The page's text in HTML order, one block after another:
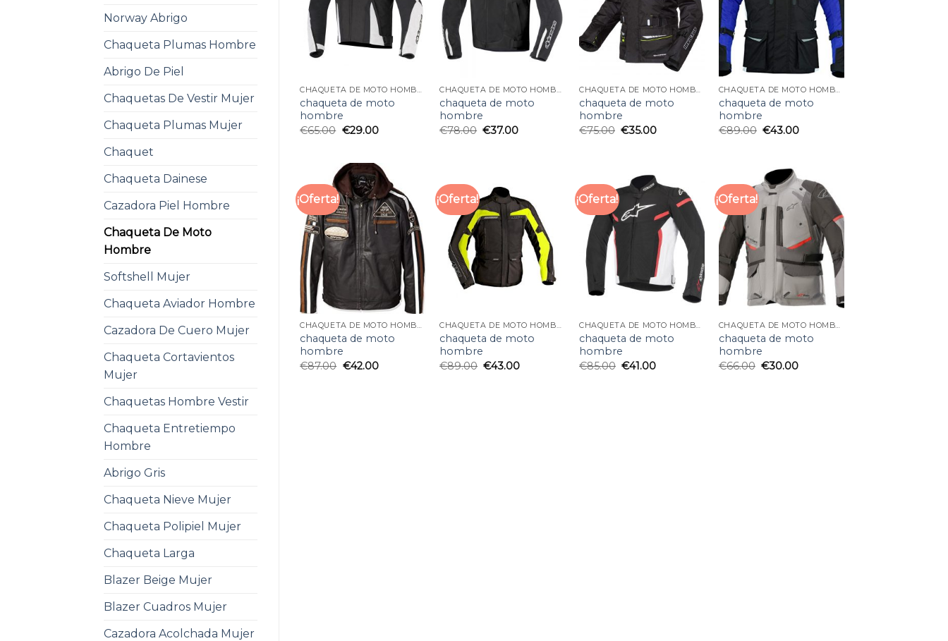
Norway Abrigo
Chaqueta Plumas Hombre
Abrigo De Piel
Chaquetas De Vestir Mujer
Chaqueta Plumas Mujer
Chaquet
Chaqueta Dainese
Cazadora Piel Hombre
Chaqueta De Moto
Hombre
Softshell Mujer
Chaqueta Aviador Hombre
Cazadora De Cuero Mujer
Chaqueta Cortavientos
Mujer
Chaquetas Hombre Vestir
Chaqueta Entretiempo
Hombre
Abrigo Gris
Chaqueta Nieve Mujer
Chaqueta Polipiel Mujer
Chaqueta Larga
Blazer Beige Mujer
Blazer Cuadros Mujer
Cazadora Acolchada Mujer
CHAQUETA DE MOTO HOMBRE
chaqueta de moto
hombre
€65.00 €29.00
CHAQUETA DE MOTO HOMBRE
chaqueta de moto
hombre
€78.00 €37.00
CHAQUETA DE MOTO HOMBRE
chaqueta de moto
hombre
€75.00 €35.00
CHAQUETA DE MOTO HOMBRE
chaqueta de moto
hombre
€89.00 €43.00
¡Oferta!
CHAQUETA DE MOTO HOMBRE
chaqueta de moto
hombre
€87.00 €42.00
¡Oferta!
CHAQUETA DE MOTO HOMBRE
chaqueta de moto
hombre
€89.00 €43.00
¡Oferta!
CHAQUETA DE MOTO HOMBRE
chaqueta de moto
hombre
€85.00 €41.00
¡Oferta!
CHAQUETA DE MOTO HOMBRE
chaqueta de moto
hombre
€66.00 €30.00